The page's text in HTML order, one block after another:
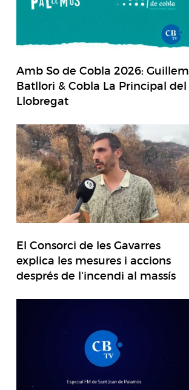
Amb So de Cobla 2026: Guillem
Batllori & Cobla La Principal del
Llobregat
El Consorci de les Gavarres
explica les mesures i accions
després de l'incendi al massís